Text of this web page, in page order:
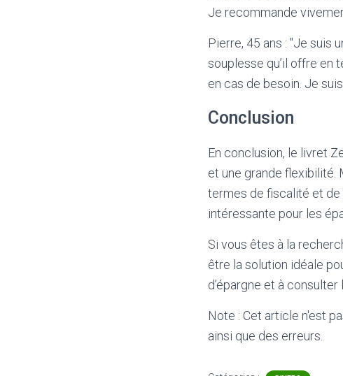
Je recommande
Pierre, 45 ans : "Je suis
souplesse qu’il offre en
en cas de besoin. Je
Conclusion
En conclusion, le livret
et une grande flexibilité.
termes de fiscalité et de
intéressante pour les
Si vous êtes à la
être la solution idéale
d’épargne et à
Note : Cet article n'est
ainsi que des erreurs.